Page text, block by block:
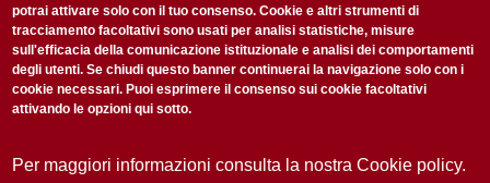
Accetto laPrivacy Policy
potrai attivare solo con il tuo consenso. Cookie e altri strumenti di
tracciamento facoltativi sono usati per analisi statistiche, misure
sull'efficacia della comunicazione istituzionale e analisi dei comportamenti
degli utenti. Se chiudi questo banner continuerai la navigazione solo con i
cookie necessari. Puoi esprimere il consenso sui cookie facoltativi
attivando le opzioni qui sotto.
Per maggiori informazioni consulta la nostra Cookie policy.